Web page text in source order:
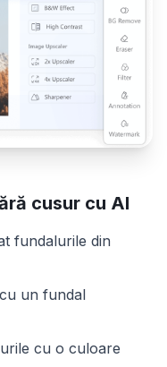
cusur cu AI
fundalurile din
un fundal
cu o culoare